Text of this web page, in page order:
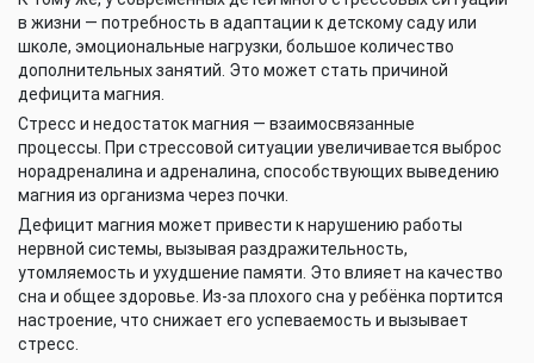
в жизни — потребность в адаптации к детскому саду или
школе, эмоциональные нагрузки, большое количество
дополнительных занятий. Это может стать причиной
дефицита магния.
Стресс и недостаток магния — взаимосвязанные
процессы. При стрессовой ситуации увеличивается выброс
норадреналина и адреналина, способствующих выведению
магния из организма через почки.
Дефицит магния может привести к нарушению работы
нервной системы, вызывая раздражительность,
утомляемость и ухудшение памяти. Это влияет на качество
сна и общее здоровье. Из-за плохого сна у ребёнка портится
настроение, что снижает его успеваемость и вызывает
стресс.